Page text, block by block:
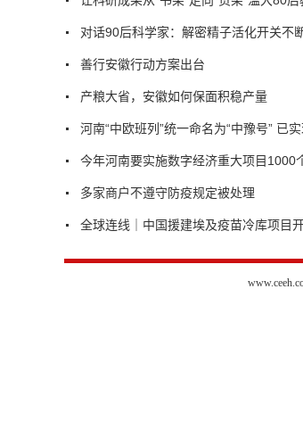
对话90后科学家：解密精子活化开关不
善行安徽行动方案出台
产粮大省，安徽如何保面积稳产量
河南“中欧班列”统一命名为“中豫号” 已实
今年河南要实施数字经济重大项目1000
多家商户不遵守防疫规定被处理
全球连线｜中国援建埃及疫苗冷库项目